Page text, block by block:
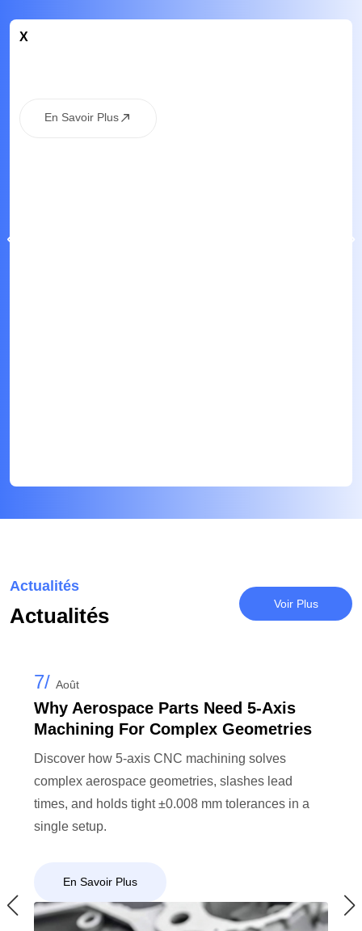
X
En Savoir Plus
Actualités
Actualités Voir Plus
7/ Août
Why Aerospace Parts Need 5-Axis
Machining For Complex Geometries
Discover how 5-axis CNC machining solves
complex aerospace geometries, slashes lead
times, and holds tight ±0.008 mm tolerances in a
single setup.
En Savoir Plus